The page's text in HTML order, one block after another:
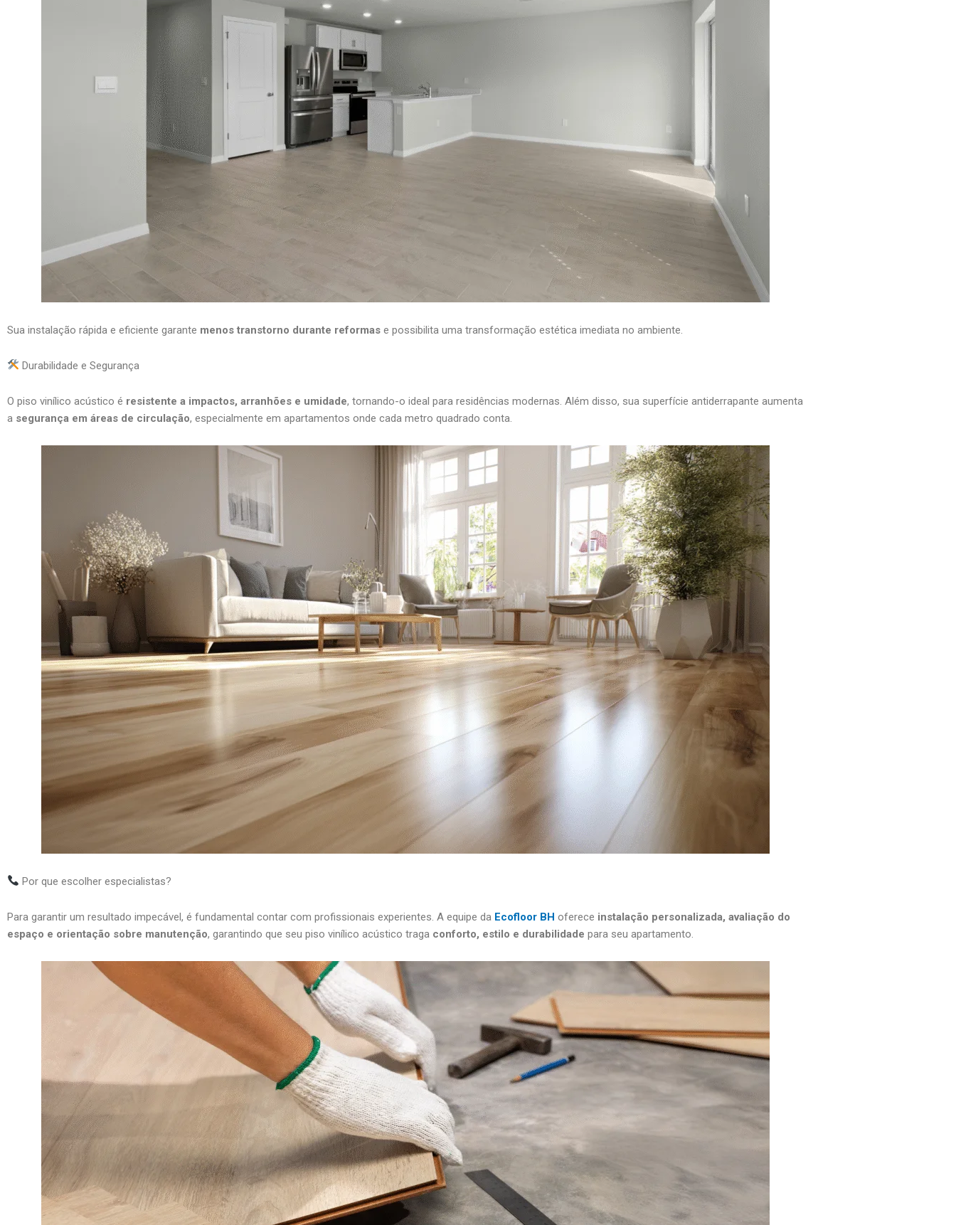
Sua instalação rápida e eficiente garante menos transtorno durante reformas e possibilita uma transformação estética imediata no ambiente.
Durabilidade e Segurança
O piso vinílico acústico é resistente a impactos, arranhões e umidade, tornando-o ideal para residências modernas. Além disso, sua superfície antiderrapante aumenta
a segurança em áreas de circulação, especialmente em apartamentos onde cada metro quadrado conta.
Por que escolher especialistas?
Para garantir um resultado impecável, é fundamental contar com profissionais experientes. A equipe da Ecofloor BH oferece instalação personalizada, avaliação do
espaço e orientação sobre manutenção, garantindo que seu piso vinílico acústico traga conforto, estilo e durabilidade para seu apartamento.